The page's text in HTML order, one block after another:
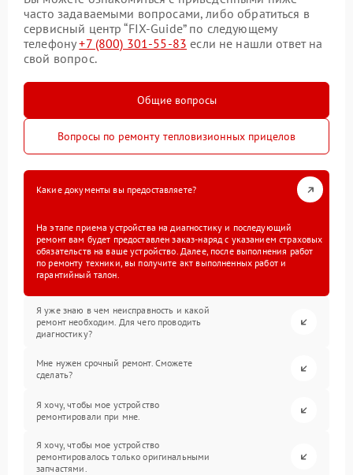
часто задаваемыми вопросами, либо обратиться в
сервисный центр “FIX-Guide” по следующему
телефону+7 (800) 301-55-83 если не нашли ответ на
свой вопрос.
Общие вопросы
Вопросы по ремонту тепловизионных прицелов
Какие документы вы предоставляете?
На этапе приема устройства на диагностику и последующий
ремонт вам будет предоставлен заказ-наряд с указанием страховых
обязательств на ваше устройство. Далее, после выполнения работ
по ремонту техники, вы получите акт выполненных работ и
гарантийный талон.
Я уже знаю в чем неисправность и какой
ремонт необходим. Для чего проводить
диагностику?
Мне нужен срочный ремонт. Сможете
сделать?
Я хочу, чтобы мое устройство
ремонтировали при мне.
Я хочу, чтобы мое устройство
ремонтировалось только оригинальными
запчастями.